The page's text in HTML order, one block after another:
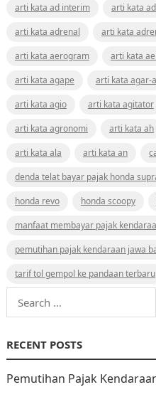
arti kata ad interim
arti kata
arti kata adrenal
arti kata
arti kata aerogram
arti kata
arti kata agape
arti kata agar-
arti kata agio
arti kata agitator
arti kata agronomi
arti kata ah
arti kata ala
arti kata an
denda telat bayar pajak honda
honda revo
honda scoopy
manfaat membayar pajak
pemutihan pajak kendaraan jawa
tarif tol gempol ke pandaan terbaru
Search
for:
RECENT POSTS
Pemutihan Pajak